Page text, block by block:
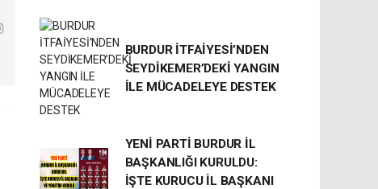
BURDUR İTFAİYESİ’NDEN
SEYDİKEMER’DEKİ YANGIN
İLE MÜCADELEYE DESTEK
YENİ PARTİ BURDUR İL
BAŞKANLIĞI KURULDU:
İŞTE KURUCU İL BAŞKANI